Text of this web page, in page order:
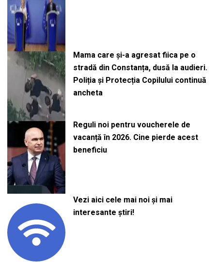
Mama care și-a agresat fiica pe o
stradă din Constanța, dusă la audieri.
Poliția și Protecția Copilului continuă
ancheta
Reguli noi pentru voucherele de
vacanță în 2026. Cine pierde acest
beneficiu
Vezi aici cele mai noi și mai
interesante știri!